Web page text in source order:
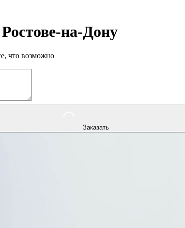
Ростове-на-Дону
что возможно
Заказать